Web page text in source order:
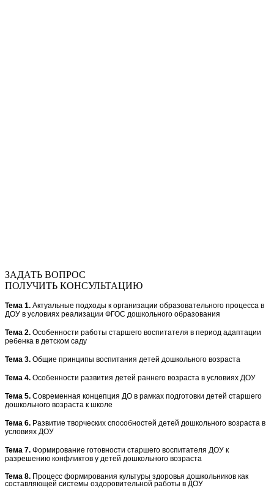
ЗАДАТЬ ВОПРОС
ПОЛУЧИТЬ КОНСУЛЬТАЦИЮ
Тема 1. Актуальные подходы к организации образовательного процесса в
ДОУ в условиях реализации ФГОС дошкольного образования
Тема 2. Особенности работы старшего воспитателя в период адаптации
ребенка в детском саду
Тема 3. Общие принципы воспитания детей дошкольного возраста
Тема 4. Особенности развития детей раннего возраста в условиях ДОУ
Тема 5. Современная концепция ДО в рамках подготовки детей старшего
дошкольного возраста к школе
Тема 6. Развитие творческих способностей детей дошкольного возраста в
условиях ДОУ
Тема 7. Формирование готовности старшего воспитателя ДОУ к
разрешению конфликтов у детей дошкольного возраста
Тема 8. Процесс формирования культуры здоровья дошкольников как
составляющей системы оздоровительной работы в ДОУ